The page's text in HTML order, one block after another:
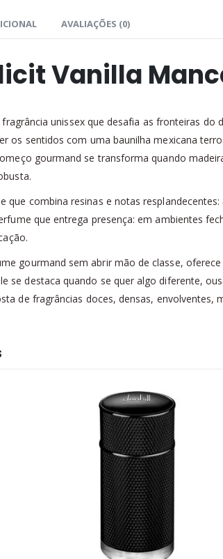
AVALIAÇÕES (0)
Vanilla
unissex que desafia as fronteiras
os sentidos com uma baunilha mexicana
gourmand se transforma quando
que combina resinas e notas
que entrega presença: em ambientes
gourmand sem abrir mão de classe,
se destaca quando se quer algo diferente,
de fragrâncias doces, densas,